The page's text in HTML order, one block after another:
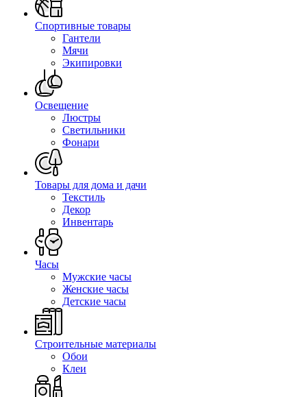
Спортивные товары
Гантели
Мячи
Экипировки
Освещение
Люстры
Светильники
Фонари
Товары для дома и дачи
Текстиль
Декор
Инвентарь
Часы
Мужские часы
Женские часы
Детские часы
Строительные материалы
Обои
Клеи